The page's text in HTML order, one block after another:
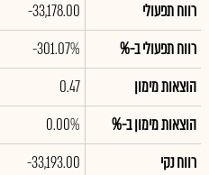
רווח תפעולי
-33,178.00
רווח תפעולי ב-%
-301.07%
הוצאות מימון
0.47
הוצאות מימון ב-%
0.00%
רווח נקי
-33,193.00